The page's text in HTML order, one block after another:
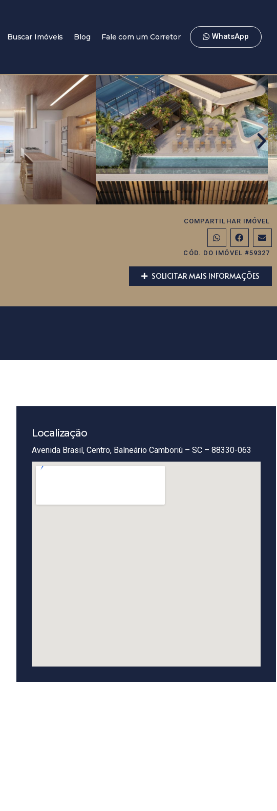
Buscar Imóveis Blog Fale com um Corretor WhatsApp
COMPARTILHAR IMÓVEL
CÓD. DO IMÓVEL #59327
SOLICITAR MAIS INFORMAÇÕES
Localização
Avenida Brasil, Centro, Balneário Camboriú – SC – 88330-063